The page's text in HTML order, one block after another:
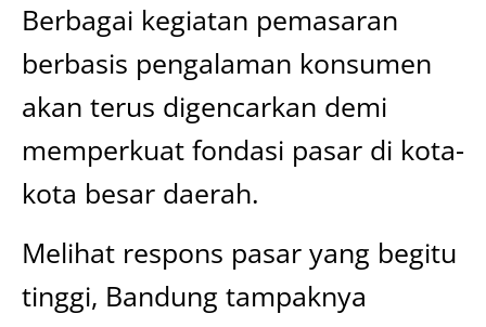
Berbagai kegiatan pemasaran
berbasis pengalaman konsumen
akan terus digencarkan demi
memperkuat fondasi pasar di kota-
kota besar daerah.
Melihat respons pasar yang begitu
tinggi, Bandung tampaknya